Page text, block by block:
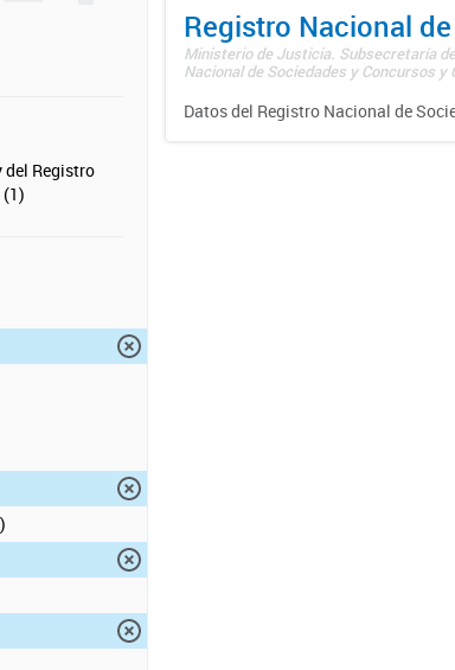
del Registro
Registro Nacional
Ministerio de Justicia. Subsecretaría
Nacional de Sociedades y Concursos
Datos del Registro Nacional de